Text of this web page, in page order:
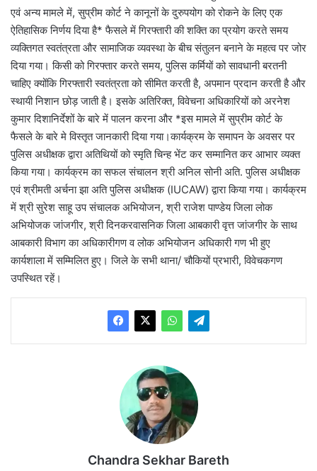
एवं अन्य मामले में, सुप्रीम कोर्ट ने कानूनों के दुरुपयोग को रोकने के लिए एक
ऐतिहासिक निर्णय दिया है* फैसले में गिरफ्तारी की शक्ति का प्रयोग करते समय
व्यक्तिगत स्वतंत्रता और सामाजिक व्यवस्था के बीच संतुलन बनाने के महत्व पर जोर
दिया गया। किसी को गिरफ्तार करते समय, पुलिस कर्मियों को सावधानी बरतनी
चाहिए क्योंकि गिरफ्तारी स्वतंत्रता को सीमित करती है, अपमान प्रदान करती है और
स्थायी निशान छोड़ जाती है। इसके अतिरिक्त, विवेचना अधिकारियों को अरनेश
कुमार दिशानिर्देशों के बारे में पालन करना और *इस मामले में सुप्रीम कोर्ट के
फैसले के बारे मे विस्तृत जानकारी दिया गया।कार्यक्रम के समापन के अवसर पर
पुलिस अधीक्षक द्वारा अतिथियों को स्मृति चिन्ह भेंट कर सम्मानित कर आभार व्यक्त
किया गया। कार्यक्रम का सफल संचालन श्री अनिल सोनी अति. पुलिस अधीक्षक
एवं श्रीमती अर्चना झा अति पुलिस अधीक्षक (IUCAW) द्वारा किया गया। कार्यक्रम
में श्री सुरेश साहू उप संचालक अभियोजन, श्री राजेश पाण्डेय जिला लोक
अभियोजक जांजगीर, श्री दिनकरवासनिक जिला आबकारी वृत्त जांजगीर के साथ
आबकारी विभाग का अधिकारीगण व लोक अभियोजन अधिकारी गण भी हुए
कार्यशाला में सम्मिलित हुए। जिले के सभी थाना/ चौकियों प्रभारी, विवेचकगण
उपस्थित रहें।
Chandra Sekhar Bareth